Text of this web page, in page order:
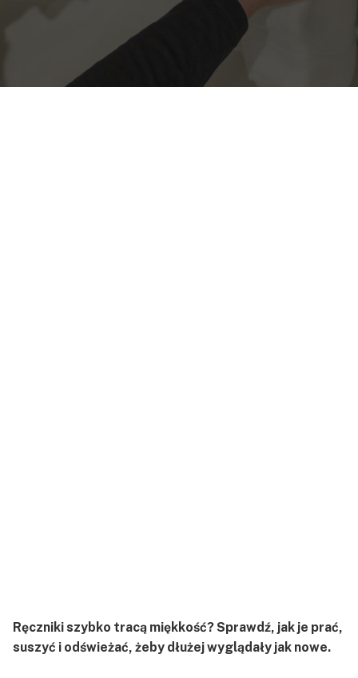
Ręczniki szybko tracą miękkość? Sprawdź, jak je prać,
suszyć i odświeżać, żeby dłużej wyglądały jak nowe.